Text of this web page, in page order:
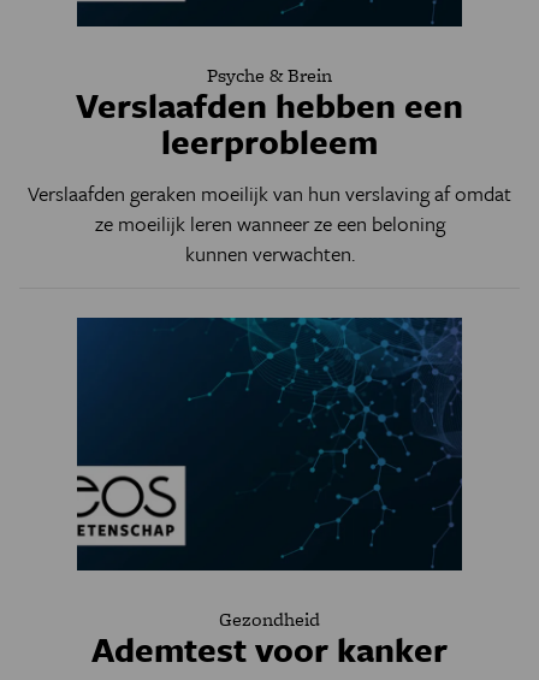
Psyche & Brein
Verslaafden hebben een
leerprobleem
Verslaafden geraken moeilijk van hun verslaving af omdat
ze moeilijk leren wanneer ze een beloning
kunnen verwachten.
Gezondheid
Ademtest voor kanker